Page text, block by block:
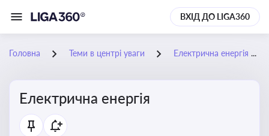
ВХІД ДО LIGA360
Головна Теми в центрі уваги Електрична енергія
Електрична енергія